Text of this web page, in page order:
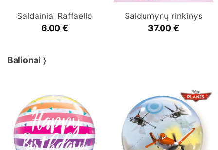
Saldainiai Raffaello
6.00€
Saldumynų rinkinys
37.00€
Balionai 〉